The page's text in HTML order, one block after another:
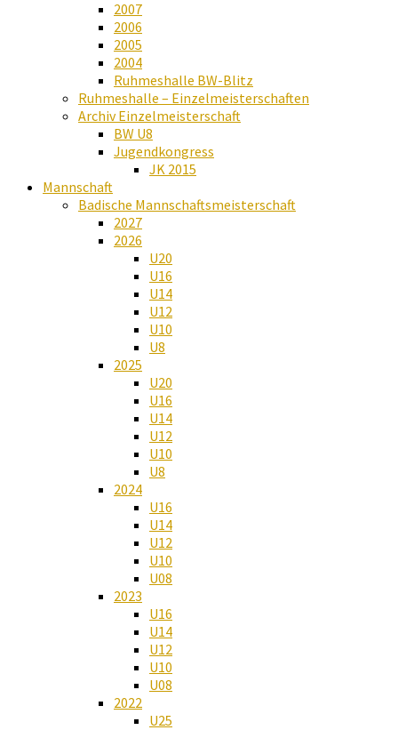
2007
2006
2005
2004
Ruhmeshalle BW-Blitz
Ruhmeshalle – Einzelmeisterschaften
Archiv Einzelmeisterschaft
BW U8
Jugendkongress
JK 2015
Mannschaft
Badische Mannschaftsmeisterschaft
2027
2026
U20
U16
U14
U12
U10
U8
2025
U20
U16
U14
U12
U10
U8
2024
U16
U14
U12
U10
U08
2023
U16
U14
U12
U10
U08
2022
U25